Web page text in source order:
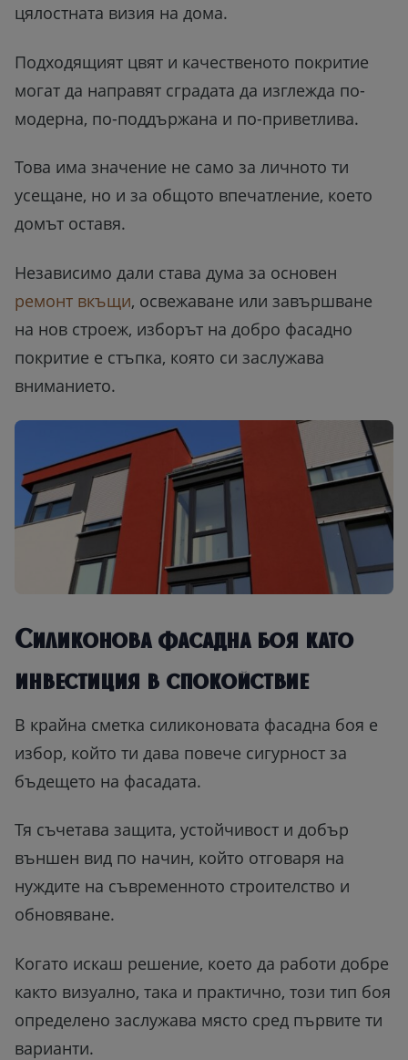
цялостната визия на дома.
Подходящият цвят и качественото покритие
могат да направят сградата да изглежда по-
модерна, по-поддържана и по-приветлива.
Това има значение не само за личното ти
усещане, но и за общото впечатление, което
домът оставя.
Независимо дали става дума за основен
ремонт вкъщи, освежаване или завършване
на нов строеж, изборът на добро фасадно
покритие е стъпка, която си заслужава
вниманието.
Силиконова фасадна боя като
инвестиция в спокойствие
В крайна сметка силиконовата фасадна боя е
избор, който ти дава повече сигурност за
бъдещето на фасадата.
Тя съчетава защита, устойчивост и добър
външен вид по начин, който отговаря на
нуждите на съвременното строителство и
обновяване.
Когато искаш решение, което да работи добре
както визуално, така и практично, този тип боя
определено заслужава място сред първите ти
варианти.